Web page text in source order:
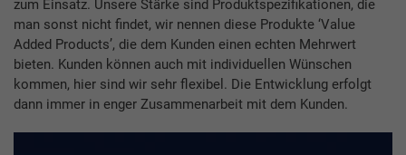
zum Einsatz. Unsere Stärke sind Produktspezifikationen, die
man sonst nicht findet, wir nennen diese Produkte ‘Value
Added Products’, die dem Kunden einen echten Mehrwert
bieten. Kunden können auch mit individuellen Wünschen
kommen, hier sind wir sehr flexibel. Die Entwicklung erfolgt
dann immer in enger Zusammenarbeit mit dem Kunden.